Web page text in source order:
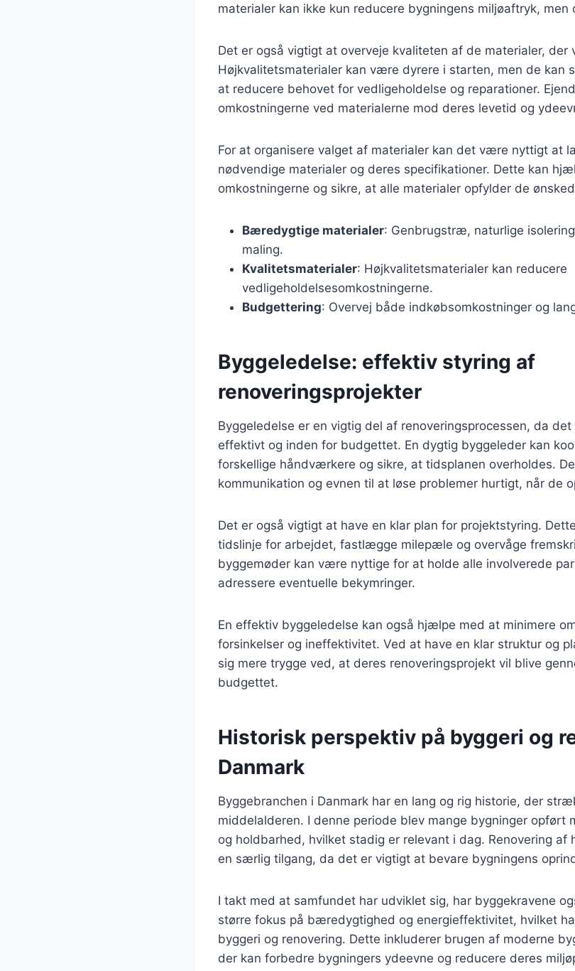
materialer kan ikke kun reducere bygningens miljøaftryk,
Det er også vigtigt at overveje kvaliteten af de materialer, der
Højkvalitetsmaterialer kan være dyrere i starten, men de kan
at reducere behovet for vedligeholdelse og reparationer.
omkostningerne ved materialerne mod deres levetid og
For at organisere valget af materialer kan det være nyttigt at
nødvendige materialer og deres specifikationer. Dette kan
omkostningerne og sikre, at alle materialer opfylder de
Bæredygtige materialer: Genbrugstræ, naturlige
maling.
Kvalitetsmaterialer: Højkvalitetsmaterialer kan reducere
vedligeholdelsesomkostningerne.
Budgettering: Overvej både indkøbsomkostninger og
Byggeledelse: effektiv styring af
renoveringsprojekter
Byggeledelse er en vigtig del af renoveringsprocessen, da
effektivt og inden for budgettet. En dygtig byggeleder kan
forskellige håndværkere og sikre, at tidsplanen overholdes.
kommunikation og evnen til at løse problemer hurtigt, når de
Det er også vigtigt at have en klar plan for projektstyring.
tidslinje for arbejdet, fastlægge milepæle og overvåge
byggemøder kan være nyttige for at holde alle involverede
adressere eventuelle bekymringer.
En effektiv byggeledelse kan også hjælpe med at minimere
forsinkelser og ineffektivitet. Ved at have en klar struktur og
sig mere trygge ved, at deres renoveringsprojekt vil blive
budgettet.
Historisk perspektiv på byggeri og
Danmark
Byggebranchen i Danmark har en lang og rig historie, der
middelalderen. I denne periode blev mange bygninger opført
og holdbarhed, hvilket stadig er relevant i dag. Renovering
en særlig tilgang, da det er vigtigt at bevare bygningens
I takt med at samfundet har udviklet sig, har byggekravene
større fokus på bæredygtighed og energieffektivitet, hvilket
byggeri og renovering. Dette inkluderer brugen af moderne
der kan forbedre bygningers ydeevne og reducere deres